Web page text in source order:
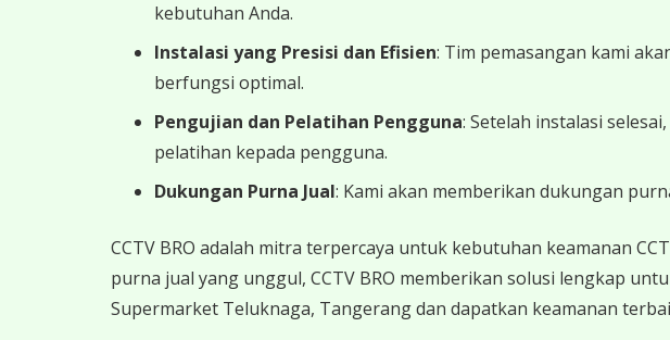
kebutuhan Anda.
Instalasi yang Presisi dan Efisien: Tim pemasangan kami
berfungsi optimal.
Pengujian dan Pelatihan Pengguna: Setelah instalasi
pelatihan kepada pengguna.
Dukungan Purna Jual: Kami akan memberikan dukungan
CCTV BRO adalah mitra terpercaya untuk kebutuhan keamanan
purna jual yang unggul, CCTV BRO memberikan solusi lengkap
Supermarket Teluknaga, Tangerang dan dapatkan keamanan